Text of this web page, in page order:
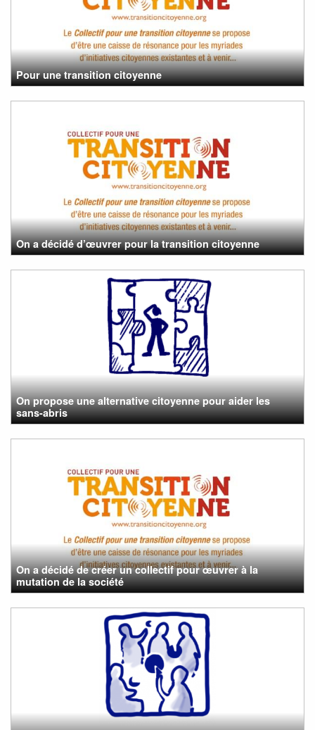
Pour une transition citoyenne
On a décidé d’œuvrer pour la transition citoyenne
On propose une alternative citoyenne pour aider les
sans-abris
On a décidé de créer un collectif pour œuvrer à la
mutation de la société